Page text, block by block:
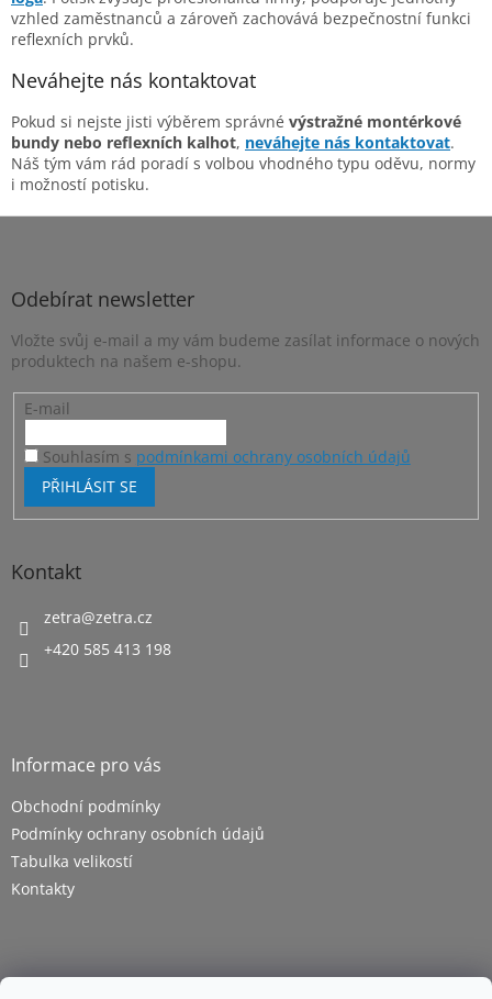
vzhled zaměstnanců a zároveň zachovává bezpečnostní funkci
reflexních prvků.
Neváhejte nás kontaktovat
Pokud si nejste jisti výběrem správné výstražné montérkové
bundy nebo reflexních kalhot, neváhejte nás kontaktovat.
Náš tým vám rád poradí s volbou vhodného typu oděvu, normy
i možností potisku.
Z
Odebírat newsletter
Vložte svůj e-mail a my vám budeme zasílat informace o nových
produktech na našem e-shopu.
E-mail
Souhlasím s podmínkami ochrany osobních údajů
PŘIHLÁSIT SE
Kontakt
zetra@zetra.cz
+420 585 413 198
Informace pro vás
Obchodní podmínky
Podmínky ochrany osobních údajů
Tabulka velikostí
Kontakty